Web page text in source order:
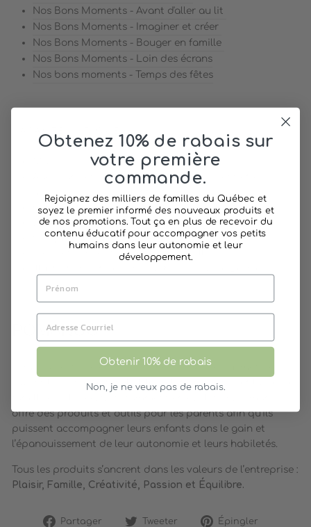
Nos Bons Moments - Avant d'aller au lit
Nos Bons Moments - Imaginer et créer
Nos Bons Moments - Bouger en famille
Nos Bons Moments - Loin des écrans
Nos bons moments - Temps des fêtes
Marque: Pomango
Âge: 3 ans et plus (certaine cartes doivent être
Composition: Carton
Dimension: 3.5 x 5.5 po (cartes)
Conçu et produit au Québec
Idées et conception: Mylène Purcell
POMANGO
Pomango est une entreprise sherbrookoise qui met de
l’avant le bien-être familial, les relations saines et la vie de
offre des produits et outils pour les parents afin qu’ils
puissent accompagner leurs enfants dans le gain et
l’épanouissement de leur autonomie et leurs habiletés.
Tous les produits s’ancrent dans les valeurs de l’entreprise :
Plaisir, Famille, Créativité, Passion et Équilibre.
Partager
PartagerTweeter
TweeterÉpingler
Obtenez 10% de rabais sur
votre première
commande.
Rejoignez des milliers de familles du Québec et
soyez le premier informé des nouveaux produits et
de nos promotions. Tout ça en plus de recevoir du
contenu éducatif pour accompagner vos petits
humains dans leur autonomie et leur
développement.
Obtenir 10% de rabais
Non, je ne veux pas de rabais.